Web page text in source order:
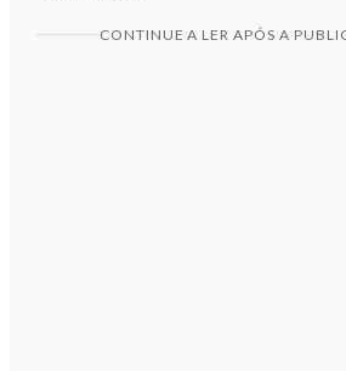
CONTINUE A LER APÓS A